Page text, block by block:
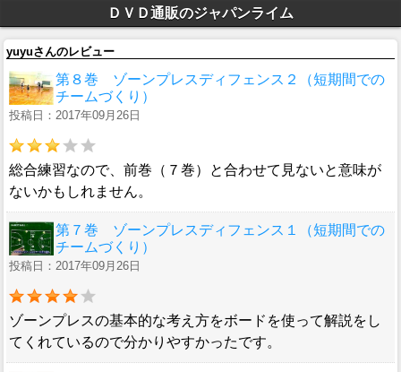
ＤＶＤ通販のジャパンライム
yuyuさんのレビュー
第８巻 ゾーンプレスディフェンス２（短期間での
チームづくり）
投稿日：2017年09月26日
総合練習なので、前巻（７巻）と合わせて見ないと意味が
ないかもしれません。
第７巻 ゾーンプレスディフェンス１（短期間での
チームづくり）
投稿日：2017年09月26日
ゾーンプレスの基本的な考え方をボードを使って解説をし
てくれているので分かりやすかったです。